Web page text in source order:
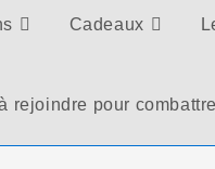
Cadeaux
rejoindre pour